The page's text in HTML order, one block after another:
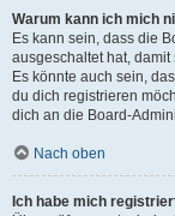
Warum kann ich mich
Es kann sein, dass die
ausgeschaltet hat,
Es könnte auch sein,
du dich registrieren
dich an die Board-
Nach oben
Ich habe mich